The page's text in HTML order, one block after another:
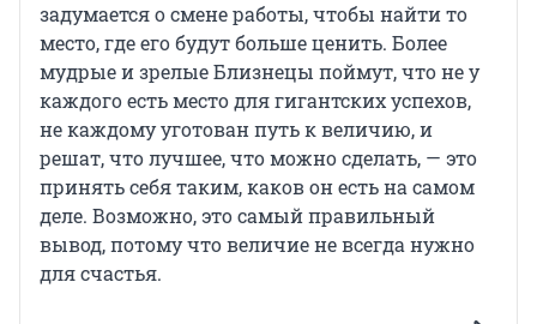
задумается о смене работы, чтобы найти то
место, где его будут больше ценить. Более
мудрые и зрелые Близнецы поймут, что не у
каждого есть место для гигантских успехов,
не каждому уготован путь к величию, и
решат, что лучшее, что можно сделать, — это
принять себя таким, каков он есть на самом
деле. Возможно, это самый правильный
вывод, потому что величие не всегда нужно
для счастья.